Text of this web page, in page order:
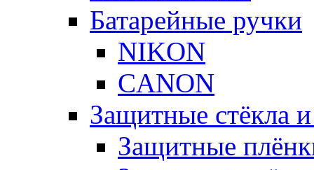
Батарейные ручки
NIKON
CANON
Защитные стёкла
Защитные